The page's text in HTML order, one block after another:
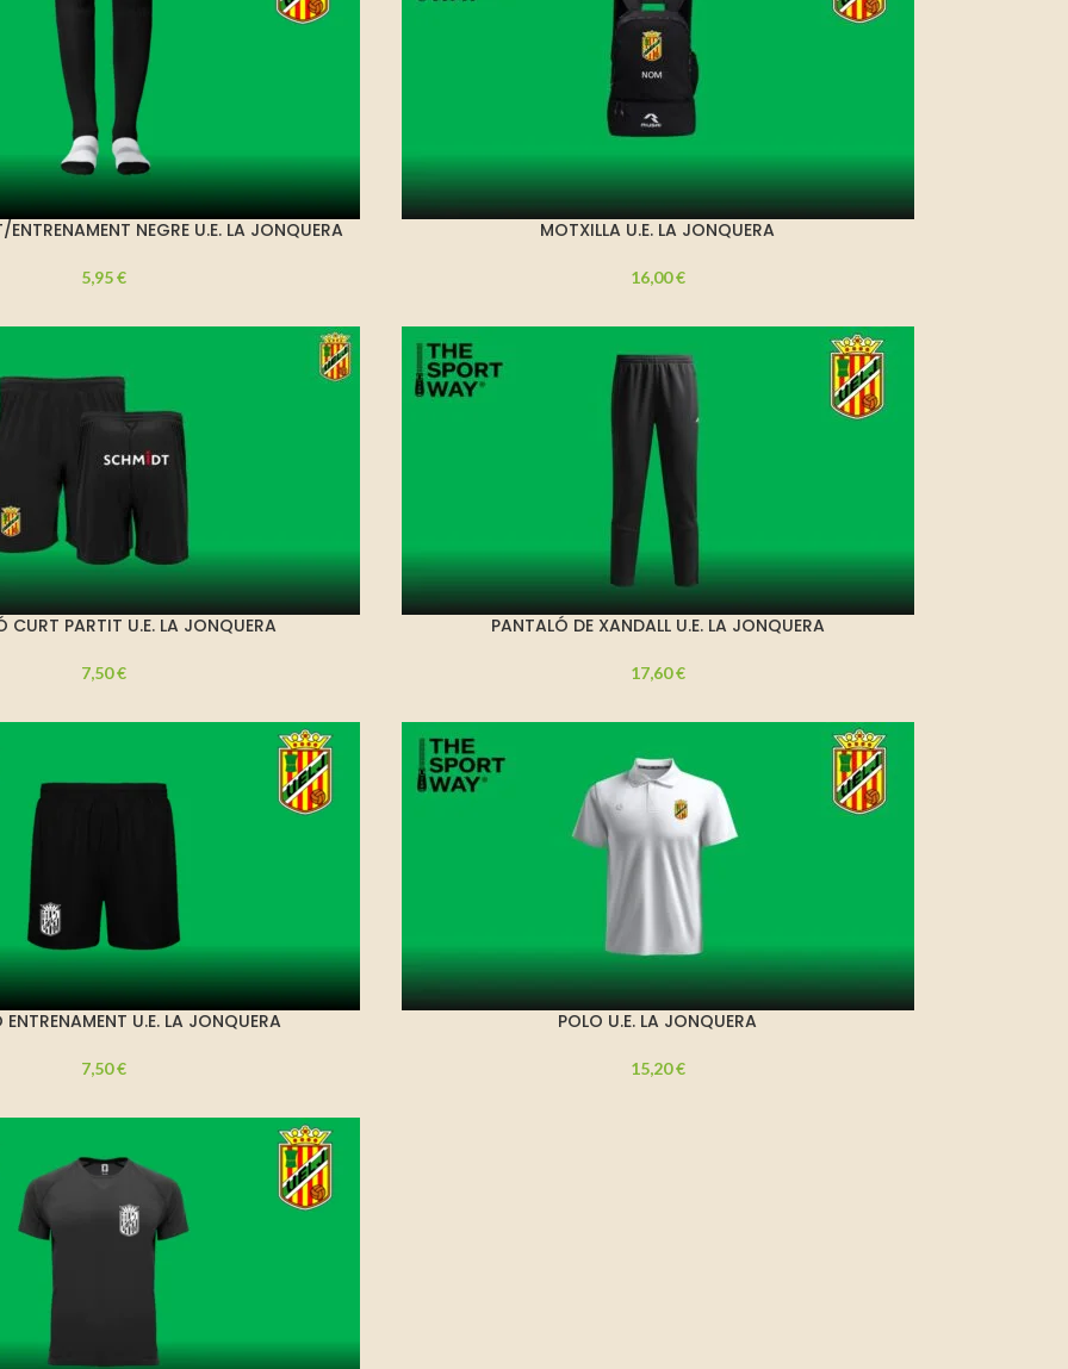
NEGRE U.E. LA JONQUERA
5,95€
MOTXILLA U.E. LA JONQUERA
16,00€
CURT PARTIT U.E. LA JONQUERA
7,50€
PANTALÓ DE XANDALL U.E. LA JONQUERA
17,60€
ENTRENAMENT U.E. LA JONQUERA
7,50€
POLO U.E. LA JONQUERA
15,20€